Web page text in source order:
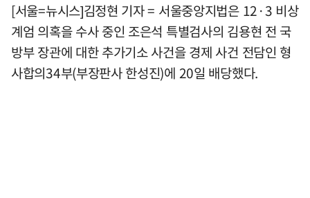
[서울=뉴시스]김정현 기자 = 서울중앙지법은 12·3 비상
계엄 의혹을 수사 중인 조은석 특별검사의 김용현 전 국
방부 장관에 대한 추가기소 사건을 경제 사건 전담인 형
사합의34부(부장판사 한성진)에 20일 배당했다.